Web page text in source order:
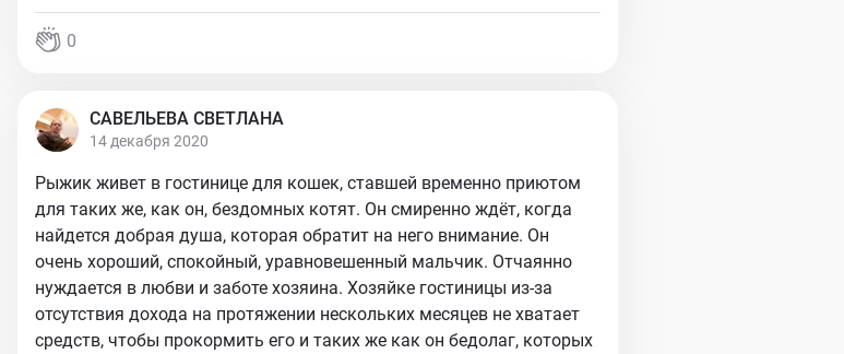
0
САВЕЛЬЕВА СВЕТЛАНА
14 декабря 2020
Рыжик живет в гостинице для кошек, ставшей временно приютом
для таких же, как он, бездомных котят. Он смиренно ждёт, когда
найдется добрая душа, которая обратит на него внимание. Он
очень хороший, спокойный, уравновешенный мальчик. Отчаянно
нуждается в любви и заботе хозяина. Хозяйке гостиницы из-за
отсутствия дохода на протяжении нескольких месяцев не хватает
средств, чтобы прокормить его и таких же как он бедолаг, которых